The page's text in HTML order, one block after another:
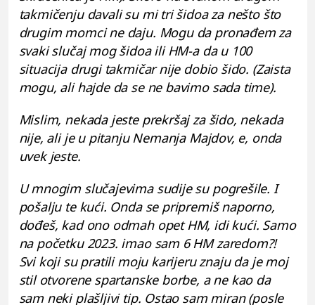
takmičenju davali su mi tri šidoa za nešto što
drugim momci ne daju. Mogu da pronađem za
svaki slučaj mog šidoa ili HM-a da u 100
situacija drugi takmičar nije dobio šido. (Zaista
mogu, ali hajde da se ne bavimo sada time).
Mislim, nekada jeste prekršaj za šido, nekada
nije, ali je u pitanju Nemanja Majdov, e, onda
uvek jeste.
U mnogim slučajevima sudije su pogrešile. I
pošalju te kući. Onda se pripremiš naporno,
dođeš, kad ono odmah opet HM, idi kući. Samo
na početku 2023. imao sam 6 HM zaredom?!
Svi koji su pratili moju karijeru znaju da je moj
stil otvorene spartanske borbe, a ne kao da
sam neki plašljivi tip. Ostao sam miran (posle